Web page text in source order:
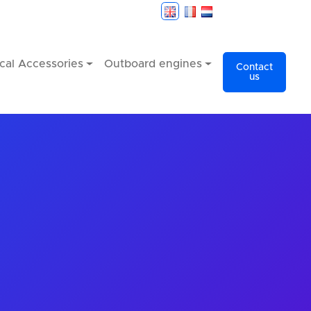
Accessories Outboard engines
Contact
us